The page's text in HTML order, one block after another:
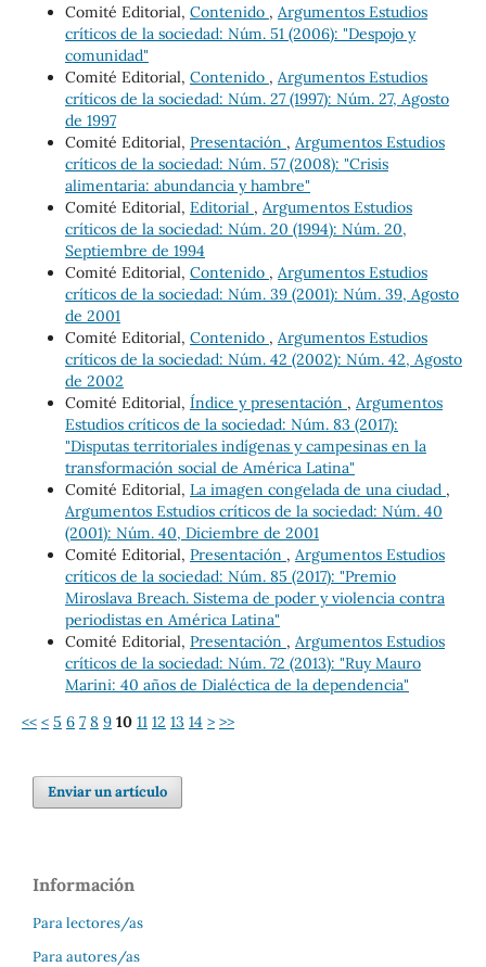
Comité Editorial, Contenido , Argumentos Estudios
críticos de la sociedad: Núm. 51 (2006): "Despojo y
comunidad"
Comité Editorial, Contenido , Argumentos Estudios
críticos de la sociedad: Núm. 27 (1997): Núm. 27, Agosto
de 1997
Comité Editorial, Presentación , Argumentos Estudios
críticos de la sociedad: Núm. 57 (2008): "Crisis
alimentaria: abundancia y hambre"
Comité Editorial, Editorial , Argumentos Estudios
críticos de la sociedad: Núm. 20 (1994): Núm. 20,
Septiembre de 1994
Comité Editorial, Contenido , Argumentos Estudios
críticos de la sociedad: Núm. 39 (2001): Núm. 39, Agosto
de 2001
Comité Editorial, Contenido , Argumentos Estudios
críticos de la sociedad: Núm. 42 (2002): Núm. 42, Agosto
de 2002
Comité Editorial, Índice y presentación , Argumentos
Estudios críticos de la sociedad: Núm. 83 (2017):
"Disputas territoriales indígenas y campesinas en la
transformación social de América Latina"
Comité Editorial, La imagen congelada de una ciudad ,
Argumentos Estudios críticos de la sociedad: Núm. 40
(2001): Núm. 40, Diciembre de 2001
Comité Editorial, Presentación , Argumentos Estudios
críticos de la sociedad: Núm. 85 (2017): "Premio
Miroslava Breach. Sistema de poder y violencia contra
periodistas en América Latina"
Comité Editorial, Presentación , Argumentos Estudios
críticos de la sociedad: Núm. 72 (2013): "Ruy Mauro
Marini: 40 años de Dialéctica de la dependencia"
<< < 5 6 7 8 9 10 11 12 13 14 > >>
Enviar un artículo
Información
Para lectores/as
Para autores/as